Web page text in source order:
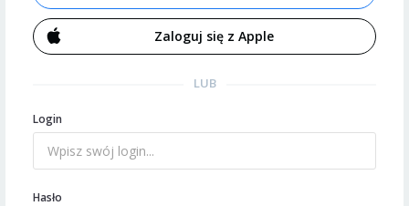
Zaloguj się z Apple
LUB
Login
Hasło